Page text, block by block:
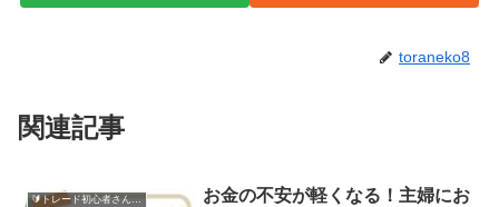
toraneko8
関連記事
お金の不安が軽くなる！主婦にお